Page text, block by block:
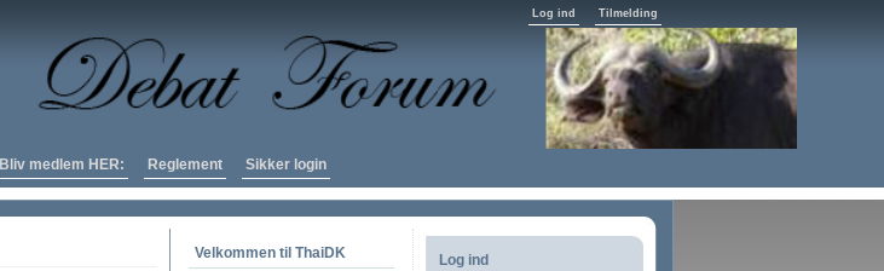
Log ind Tilmelding
Bliv medlem HER: Reglement Sikker login
Velkommen til ThaiDK Log ind